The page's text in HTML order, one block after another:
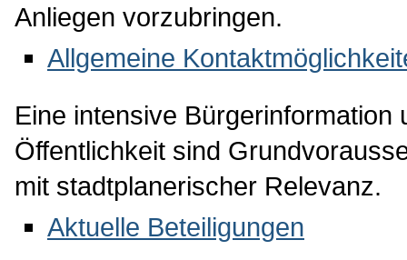
Anliegen vorzubringen.
Allgemeine
Eine intensive
Öffentlichkeit sind
mit stadtplanerischer Relevanz.
Aktuelle Beteiligungen